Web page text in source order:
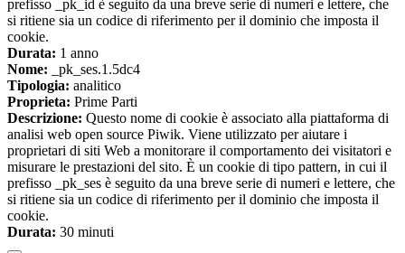
prefisso _pk_id è seguito da una breve serie di numeri e lettere, che
si ritiene sia un codice di riferimento per il dominio che imposta il
cookie.
Durata: 1 anno
Nome: _pk_ses.1.5dc4
Tipologia: analitico
Proprieta: Prime Parti
Descrizione: Questo nome di cookie è associato alla piattaforma di
analisi web open source Piwik. Viene utilizzato per aiutare i
proprietari di siti Web a monitorare il comportamento dei visitatori e
misurare le prestazioni del sito. È un cookie di tipo pattern, in cui il
prefisso _pk_ses è seguito da una breve serie di numeri e lettere, che
si ritiene sia un codice di riferimento per il dominio che imposta il
cookie.
Durata: 30 minuti